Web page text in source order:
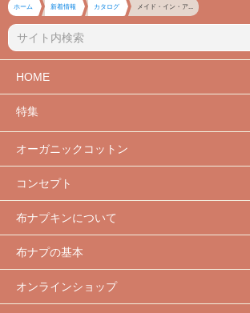
ホーム 新着情報 カタログ メイド・イン・ア...
HOME
特集
オーガニックコットン
コンセプト
布ナプキンについて
布ナプの基本
オンラインショップ